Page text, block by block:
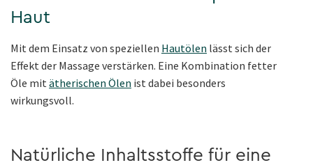
Haut
Mit dem Einsatz von speziellen Hautölen lässt sich der
Effekt der Massage verstärken. Eine Kombination fetter
Öle mit ätherischen Ölen ist dabei besonders
wirkungsvoll.
Natürliche Inhaltsstoffe für eine